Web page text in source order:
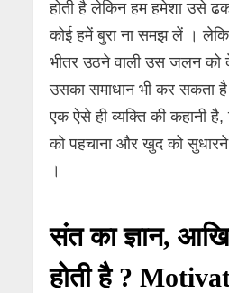
होती है लेकिन हम हमेशा उसे
कोई हमें बुरा ना समझ लें ।
भीतर उठने वाली उस जलन को
उसका समाधान भी कर सकता
एक ऐसे ही व्यक्ति की कहानी
को पहचाना और खुद को सुधारने
।
संत का ज्ञान,
होती है ?